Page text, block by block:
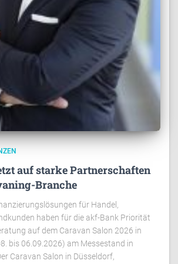
auf starke Partnerschaften
Branche
für Handel,
haben für die akf-Bank Priorität
auf dem Caravan Salon 2026 in
bis 06.09.2026) am Messestand in
Caravan Salon in Düsseldorf,